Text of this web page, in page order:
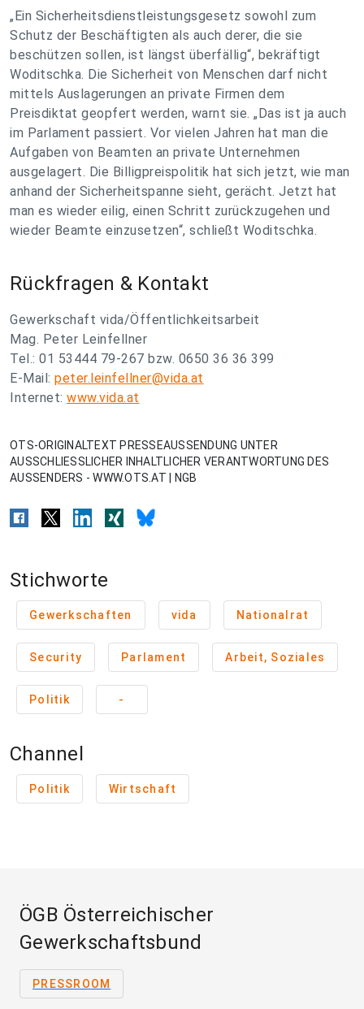
„Ein Sicherheitsdienstleistungsgesetz sowohl zum
Schutz der Beschäftigten als auch derer, die sie
beschützen sollen, ist längst überfällig“, bekräftigt
Woditschka. Die Sicherheit von Menschen darf nicht
mittels Auslagerungen an private Firmen dem
Preisdiktat geopfert werden, warnt sie. „Das ist ja auch
im Parlament passiert. Vor vielen Jahren hat man die
Aufgaben von Beamten an private Unternehmen
ausgelagert. Die Billigpreispolitik hat sich jetzt, wie man
anhand der Sicherheitspanne sieht, gerächt. Jetzt hat
man es wieder eilig, einen Schritt zurückzugehen und
wieder Beamte einzusetzen“, schließt Woditschka.
Rückfragen & Kontakt
Gewerkschaft vida/Öffentlichkeitsarbeit
Mag. Peter Leinfellner
Tel.: 01 53444 79-267 bzw. 0650 36 36 399
E-Mail: peter.leinfellner@vida.at
Internet: www.vida.at
OTS-ORIGINALTEXT PRESSEAUSSENDUNG UNTER
AUSSCHLIESSLICHER INHALTLICHER VERANTWORTUNG DES
AUSSENDERS - WWW.OTS.AT | NGB
Stichworte
Gewerkschaften vida Nationalrat
Security Parlament Arbeit, Soziales
Politik -
Channel
Politik Wirtschaft
ÖGB Österreichischer
Gewerkschaftsbund
PRESSROOM